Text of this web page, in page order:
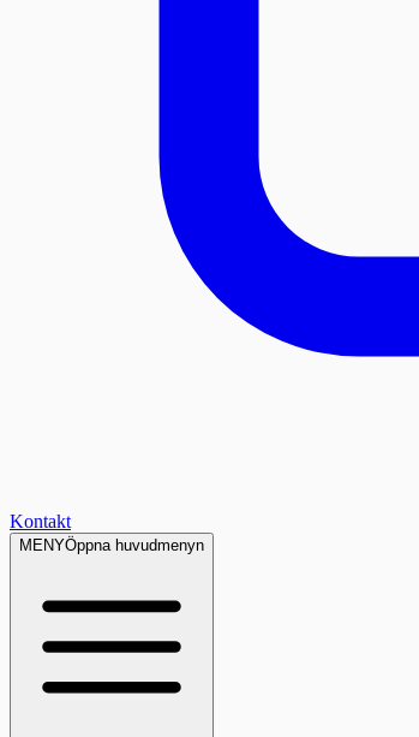
Kontakt
MENYÖppna huvudmenyn